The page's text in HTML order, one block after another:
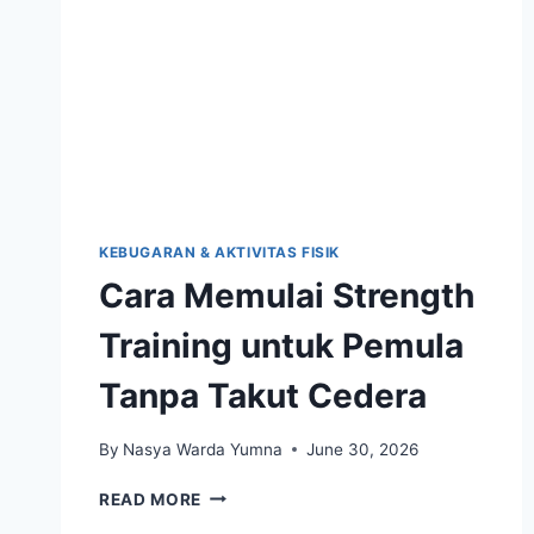
KEBUGARAN & AKTIVITAS FISIK
Cara Memulai Strength
Training untuk Pemula
Tanpa Takut Cedera
By Nasya Warda Yumna June 30, 2026
READ MORE CARA